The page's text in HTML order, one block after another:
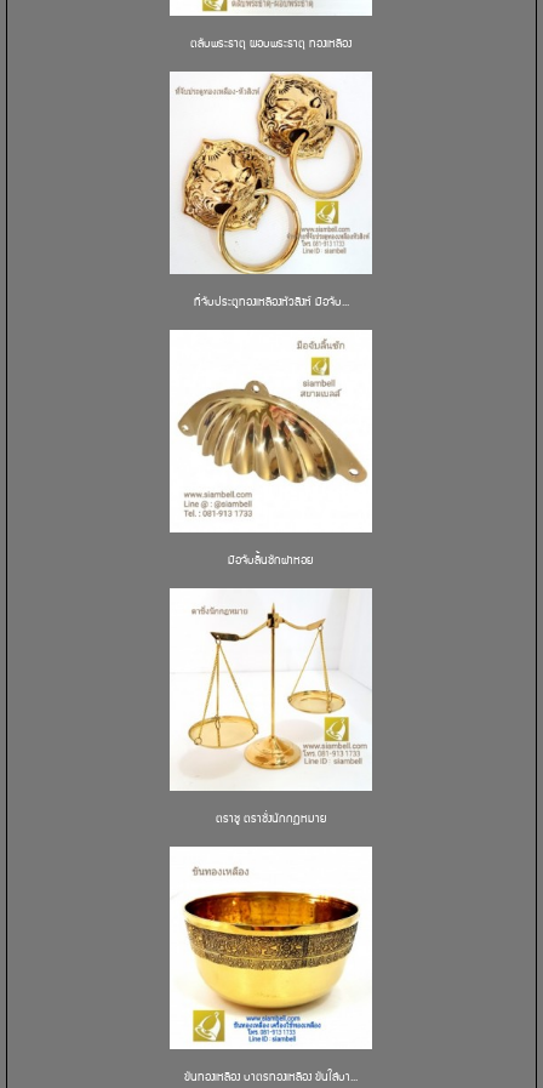
ตลับพระธาตุ ผอบพระธาตุ ทองเหลือง
ที่จับประตูทองเหลืองหัวสิงห์ มือจับ...
มือจับลิ้นชักฝาหอย
ตราชู ตราชั่งนักกฏหมาย
ขันทองเหลือง บาตรทองเหลือง ขันใส่บา...